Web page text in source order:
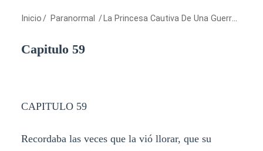
Inicio / Paranormal / La Princesa Cautiva De Una Guerra Pasional
Capitulo 59
CAPITULO 59
Recordaba las veces que la vió llorar, que su